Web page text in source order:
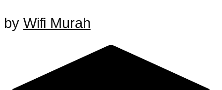
by Wifi Murah